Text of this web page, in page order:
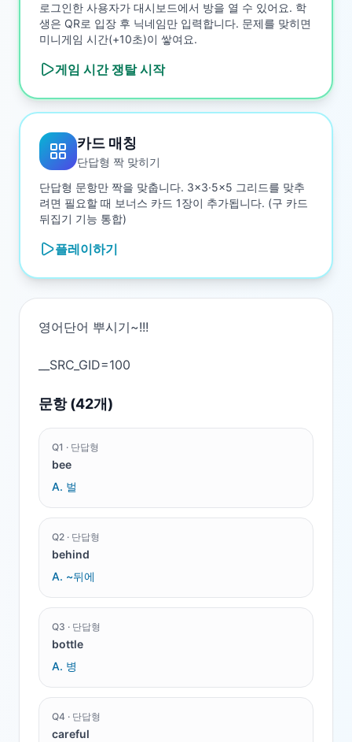
로그인한 사용자가 대시보드에서 방을 열 수 있어요. 학
생은 QR로 입장 후 닉네임만 입력합니다. 문제를 맞히면
미니게임 시간(+10초)이 쌓여요.
게임 시간 쟁탈시작
카드 매칭
단답형 짝 맞히기
단답형 문항만 짝을 맞춥니다. 3×3·5×5 그리드를 맞추
려면 필요할 때 보너스 카드 1장이 추가됩니다. (구 카드
뒤집기 기능 통합)
플레이하기
영어단어 뿌시기~!!!
문항 (42개)
Q1 · 단답형
bee
A. 벌
Q2 · 단답형
behind
A. ~뒤에
Q3 · 단답형
bottle
A. 병
Q4 · 단답형
careful